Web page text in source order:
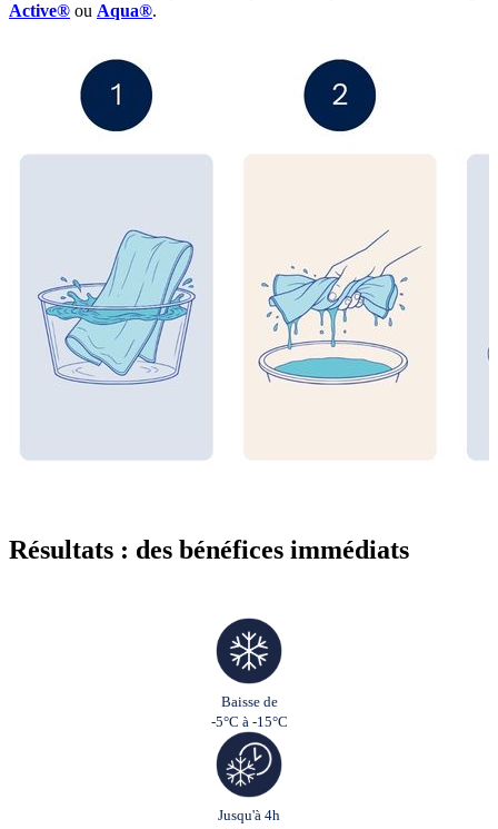
Active® ou Aqua®.
Résultats : des bénéfices immédiats
Baisse de
-5°C à -15°C
Jusqu'à 4h